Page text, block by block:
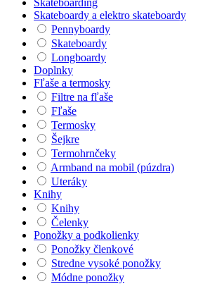
Skateboarding
Skateboardy a elektro skateboardy
Pennyboardy
Skateboardy
Longboardy
Doplnky
Fľaše a termosky
Filtre na fľaše
Fľaše
Termosky
Šejkre
Termohrnčeky
Armband na mobil (púzdra)
Uteráky
Knihy
Knihy
Čelenky
Ponožky a podkolienky
Ponožky členkové
Stredne vysoké ponožky
Módne ponožky